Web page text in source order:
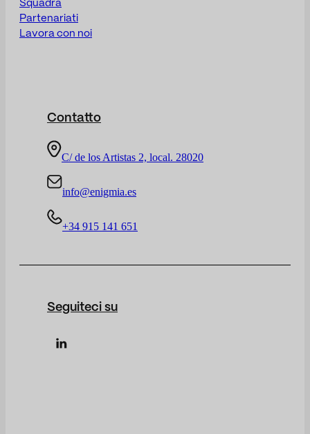
Squadra
Partenariati
Lavora con noi
Contatto
C/ de los Artistas 2, local. 28020
info@enigmia.es
+34 915 141 651
Seguiteci su